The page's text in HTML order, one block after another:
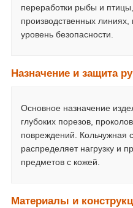
переработки рыбы и
производственных
уровень безопасности.
Назначение и защита
Основное назначение
глубоких порезов,
повреждений. Кольчужная
распределяет нагрузку и
предметов с кожей.
Материалы и